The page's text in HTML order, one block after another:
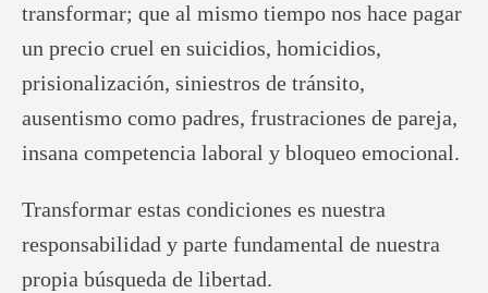
transformar; que al mismo tiempo nos hace pagar
un precio cruel en suicidios, homicidios,
prisionalización, siniestros de tránsito,
ausentismo como padres, frustraciones de pareja,
insana competencia laboral y bloqueo emocional.
Transformar estas condiciones es nuestra
responsabilidad y parte fundamental de nuestra
propia búsqueda de libertad.